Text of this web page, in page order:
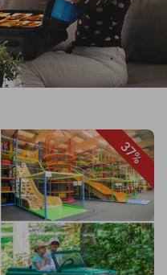
37%